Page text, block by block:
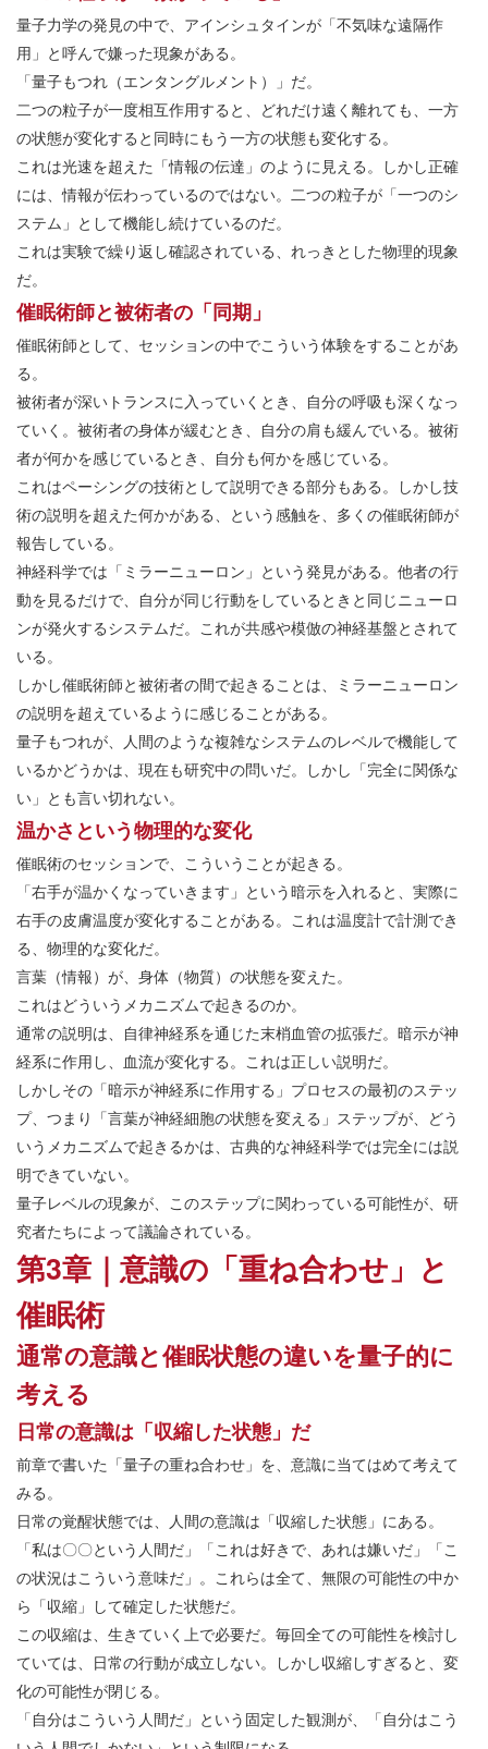
量子力学の発見の中で、アインシュタインが「不気味な遠隔作
用」と呼んで嫌った現象がある。
「量子もつれ（エンタングルメント）」だ。
二つの粒子が一度相互作用すると、どれだけ遠く離れても、一方
の状態が変化すると同時にもう一方の状態も変化する。
これは光速を超えた「情報の伝達」のように見える。しかし正確
には、情報が伝わっているのではない。二つの粒子が「一つのシ
ステム」として機能し続けているのだ。
これは実験で繰り返し確認されている、れっきとした物理的現象
だ。
催眠術師と被術者の「同期」
催眠術師として、セッションの中でこういう体験をすることがあ
る。
被術者が深いトランスに入っていくとき、自分の呼吸も深くなっ
ていく。被術者の身体が緩むとき、自分の肩も緩んでいる。被術
者が何かを感じているとき、自分も何かを感じている。
これはペーシングの技術として説明できる部分もある。しかし技
術の説明を超えた何かがある、という感触を、多くの催眠術師が
報告している。
神経科学では「ミラーニューロン」という発見がある。他者の行
動を見るだけで、自分が同じ行動をしているときと同じニューロ
ンが発火するシステムだ。これが共感や模倣の神経基盤とされて
いる。
しかし催眠術師と被術者の間で起きることは、ミラーニューロン
の説明を超えているように感じることがある。
量子もつれが、人間のような複雑なシステムのレベルで機能して
いるかどうかは、現在も研究中の問いだ。しかし「完全に関係な
い」とも言い切れない。
温かさという物理的な変化
催眠術のセッションで、こういうことが起きる。
「右手が温かくなっていきます」という暗示を入れると、実際に
右手の皮膚温度が変化することがある。これは温度計で計測でき
る、物理的な変化だ。
言葉（情報）が、身体（物質）の状態を変えた。
これはどういうメカニズムで起きるのか。
通常の説明は、自律神経系を通じた末梢血管の拡張だ。暗示が神
経系に作用し、血流が変化する。これは正しい説明だ。
しかしその「暗示が神経系に作用する」プロセスの最初のステッ
プ、つまり「言葉が神経細胞の状態を変える」ステップが、どう
いうメカニズムで起きるかは、古典的な神経科学では完全には説
明できていない。
量子レベルの現象が、このステップに関わっている可能性が、研
究者たちによって議論されている。
第3章｜意識の「重ね合わせ」と
催眠術
通常の意識と催眠状態の違いを量子的に
考える
日常の意識は「収縮した状態」だ
前章で書いた「量子の重ね合わせ」を、意識に当てはめて考えて
みる。
日常の覚醒状態では、人間の意識は「収縮した状態」にある。
「私は〇〇という人間だ」「これは好きで、あれは嫌いだ」「こ
の状況はこういう意味だ」。これらは全て、無限の可能性の中か
ら「収縮」して確定した状態だ。
この収縮は、生きていく上で必要だ。毎回全ての可能性を検討し
ていては、日常の行動が成立しない。しかし収縮しすぎると、変
化の可能性が閉じる。
「自分はこういう人間だ」という固定した観測が、「自分はこう